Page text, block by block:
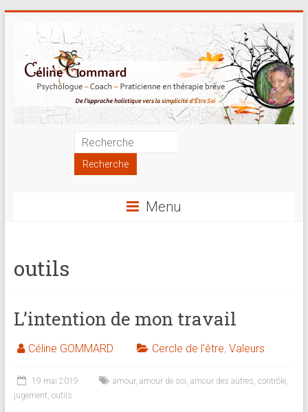
content
Psychologue
en
thérapie
brève
Approche
holistique
:
Menu
outils
L’intention de mon travail
Céline GOMMARD Cercle de l'être, Valeurs
19 mai 2019 amour, amour de soi, amour des autres, contrôle,
jugement, outils